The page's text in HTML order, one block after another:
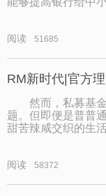
阅读 51685
RM新时代|官方
然而，私募基金
题。但即便是普普
甜苦辣咸交织的生
阅读 58372